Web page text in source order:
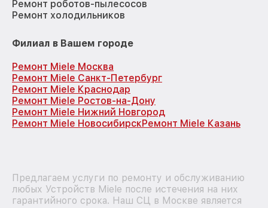
Ремонт роботов-пылесосов
Ремонт холодильников
Филиал в Вашем городе
Ремонт Miele Москва
Ремонт Miele Санкт-Петербург
Ремонт Miele Краснодар
Ремонт Miele Ростов-на-Дону
Ремонт Miele Нижний Новгород
Ремонт Miele НовосибирскРемонт Miele Казань
Предлагаем услуги по ремонту и обслуживанию
любых Устройств Miele после истечения на них
гарантийного срока. Наш СЦ в Москве является